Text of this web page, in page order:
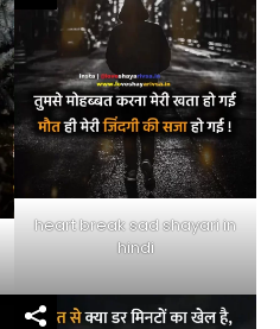
heart break sad shayari in
hindi